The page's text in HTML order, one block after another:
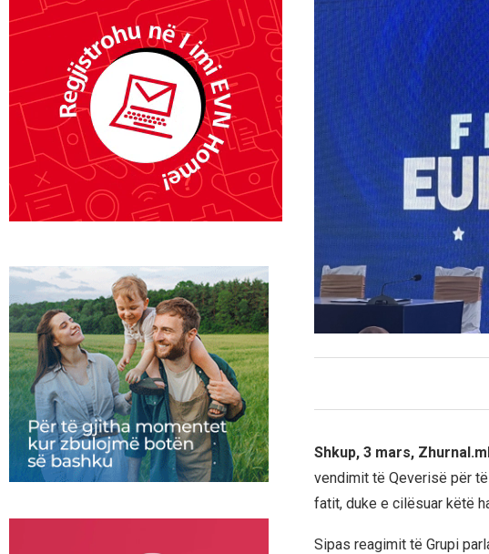
Shkup, 3 mars,
vendimit të Qeverisë për
fatit, duke e cilësuar këtë
Sipas reagimit të Grupi